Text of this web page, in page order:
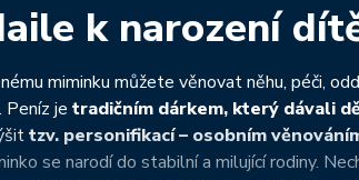
k narození
miminku můžete věnovat něhu, péči,
je tradičním dárkem, který dávali
tzv. personifikací – osobním
se narodí do stabilní a milující rodiny.